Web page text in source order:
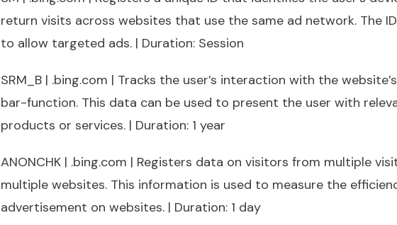
return visits across websites that use the same ad network. The
to allow targeted ads. | Duration: Session
SRM_B | .bing.com | Tracks the user’s interaction with the
bar-function. This data can be used to present the user with
products or services. | Duration: 1 year
ANONCHK | .bing.com | Registers data on visitors from multiple
multiple websites. This information is used to measure the
advertisement on websites. | Duration: 1 day